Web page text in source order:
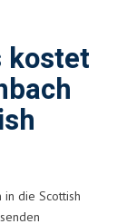
kostet
die Scottish